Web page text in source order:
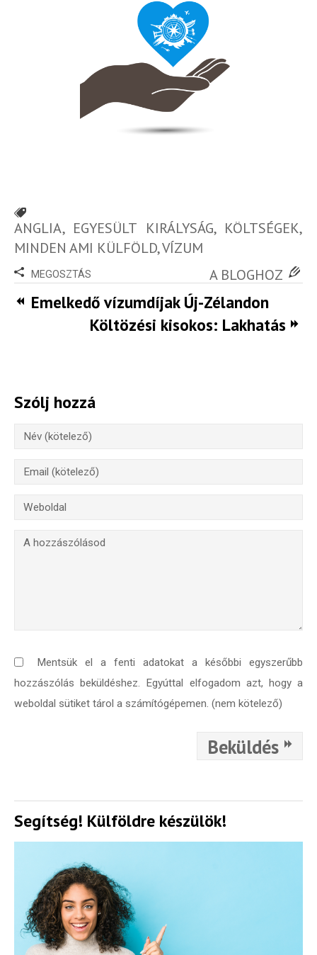
ANGLIA, EGYESÜLT KIRÁLYSÁG, KÖLTSÉGEK,
MINDEN AMI KÜLFÖLD,VÍZUM
MEGOSZTÁS A BLOGHOZ
Emelkedő vízumdíjak Új-Zélandon
Költözési kisokos: Lakhatás
Szólj hozzá
Mentsük el a fenti adatokat a későbbi egyszerűbb
hozzászólás beküldéshez. Egyúttal elfogadom azt, hogy a
weboldal sütiket tárol a számítógépemen. (nem kötelező)
Beküldés
Segítség! Külföldre készülök!